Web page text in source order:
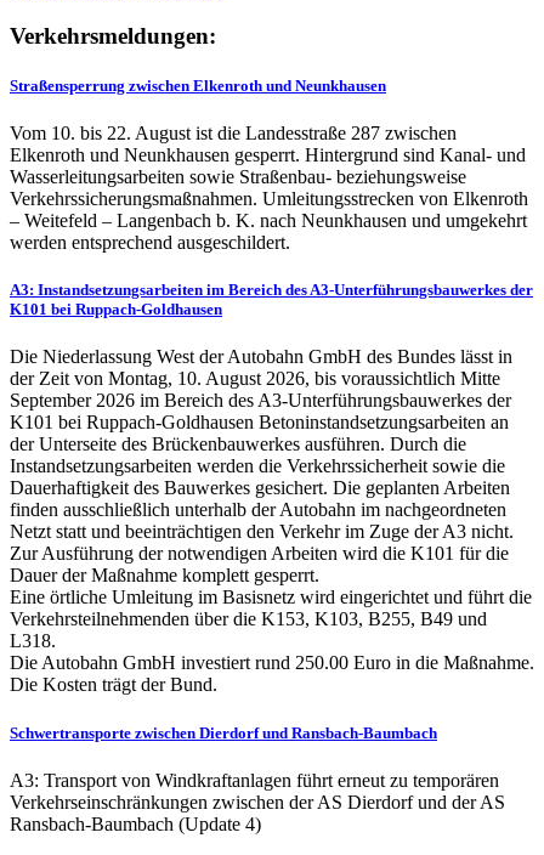
Verkehrsmeldungen:
Straßensperrung zwischen Elkenroth und Neunkhausen
Vom 10. bis 22. August ist die Landesstraße 287 zwischen
Elkenroth und Neunkhausen gesperrt. Hintergrund sind Kanal- und
Wasserleitungsarbeiten sowie Straßenbau- beziehungsweise
Verkehrssicherungsmaßnahmen. Umleitungsstrecken von Elkenroth
– Weitefeld – Langenbach b. K. nach Neunkhausen und umgekehrt
werden entsprechend ausgeschildert.
A3: Instandsetzungsarbeiten im Bereich des A3-Unterführungsbauwerkes der
K101 bei Ruppach-Goldhausen
Die Niederlassung West der Autobahn GmbH des Bundes lässt in
der Zeit von Montag, 10. August 2026, bis voraussichtlich Mitte
September 2026 im Bereich des A3-Unterführungsbauwerkes der
K101 bei Ruppach-Goldhausen Betoninstandsetzungsarbeiten an
der Unterseite des Brückenbauwerkes ausführen. Durch die
Instandsetzungsarbeiten werden die Verkehrssicherheit sowie die
Dauerhaftigkeit des Bauwerkes gesichert. Die geplanten Arbeiten
finden ausschließlich unterhalb der Autobahn im nachgeordneten
Netzt statt und beeinträchtigen den Verkehr im Zuge der A3 nicht.
Zur Ausführung der notwendigen Arbeiten wird die K101 für die
Dauer der Maßnahme komplett gesperrt.
Eine örtliche Umleitung im Basisnetz wird eingerichtet und führt die
Verkehrsteilnehmenden über die K153, K103, B255, B49 und
L318.
Die Autobahn GmbH investiert rund 250.00 Euro in die Maßnahme.
Die Kosten trägt der Bund.
Schwertransporte zwischen Dierdorf und Ransbach-Baumbach
A3: Transport von Windkraftanlagen führt erneut zu temporären
Verkehrseinschränkungen zwischen der AS Dierdorf und der AS
Ransbach-Baumbach (Update 4)